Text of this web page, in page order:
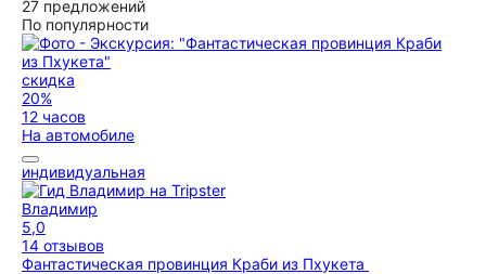
27 предложений
По популярности
скидка
20%
12 часов
На автомобиле
индивидуальная
Владимир
5,0
14 отзывов
Фантастическая провинция Краби из Пхукета